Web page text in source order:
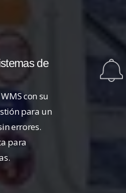
de
con su
para un
errores.
para